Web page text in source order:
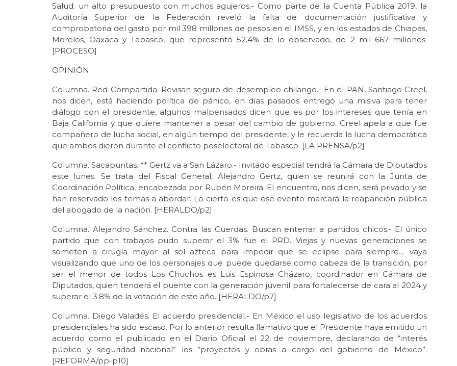
Salud: un alto presupuesto con muchos agujeros.- Como parte de la Cuenta Pública 2019, la
Auditoría Superior de la Federación reveló la falta de documentación justificativa y
comprobatoria del gasto por mil 398 millones de pesos en el IMSS, y en los estados de Chiapas,
Morelos, Oaxaca y Tabasco, que representó 52.4% de lo observado, de 2 mil 667 millones.
[PROCESO]
OPINIÓN
Columna. Red Compartida. Revisan seguro de desempleo chilango.- En el PAN, Santiago Creel,
nos dicen, está haciendo política de pánico, en días pasados entregó una misiva para tener
diálogo con el presidente, algunos malpensados dicen que es por los intereses que tenía en
Baja California y que quiere mantener a pesar del cambio de gobierno. Creel apela a que fue
compañero de lucha social, en algún tiempo del presidente, y le recuerda la lucha democrática
que ambos dieron durante el conflicto poselectoral de Tabasco. [LA PRENSA/p2]
Columna. Sacapuntas. ** Gertz va a San Lázaro.- Invitado especial tendrá la Cámara de Diputados
este lunes. Se trata del Fiscal General, Alejandro Gertz, quien se reunirá con la Junta de
Coordinación Política, encabezada por Rubén Moreira. El encuentro, nos dicen, será privado y se
han reservado los temas a abordar. Lo cierto es que ese evento marcará la reaparición pública
del abogado de la nación. [HERALDO/p2]
Columna. Alejandro Sánchez. Contra las Cuerdas. Buscan enterrar a partidos chicos.- El único
partido que con trabajos pudo superar el 3% fue el PRD. Viejas y nuevas generaciones se
someten a cirugía mayor al sol azteca para impedir que se eclipse para siempre… vaya
visualizando que uno de los personajes que puede quedarse como cabeza de la transición, por
ser el menor de todos Los Chuchos es Luis Espinosa Cházaro, coordinador en Cámara de
Diputados, quien tenderá el puente con la generación juvenil para fortalecerse de cara al 2024 y
superar el 3.8% de la votación de este año. [HERALDO/p7]
Columna. Diego Valadés. El acuerdo presidencial.- En México el uso legislativo de los acuerdos
presidenciales ha sido escaso. Por lo anterior resulta llamativo que el Presidente haya emitido un
acuerdo como el publicado en el Diario Oficial el 22 de noviembre, declarando de “interés
público y seguridad nacional” los “proyectos y obras a cargo del gobierno de México”.
[REFORMA/pp-p10]